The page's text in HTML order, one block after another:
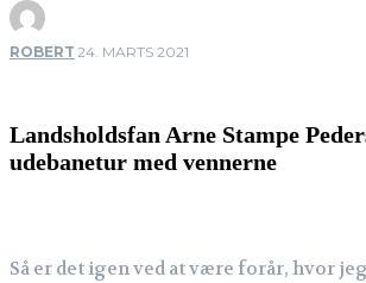
ROBERT 24. MARTS 2021
Landsholdsfan Arne Stampe
udebanetur med vennerne
Så er det igen ved at være forår, hvor